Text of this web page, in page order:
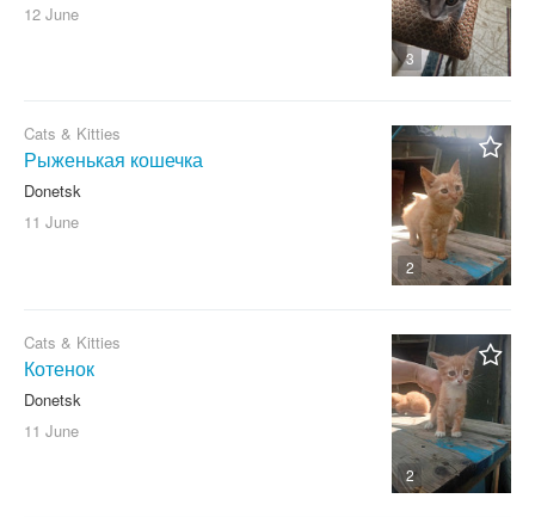
3
12 June
2
Cats & Kitties
Рыженькая кошечка
Donetsk
11 June
2
Cats & Kitties
Котенок
Donetsk
11 June